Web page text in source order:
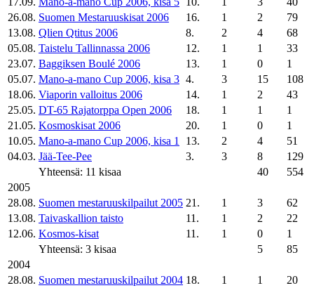
26.08. Suomen Mestaruuskisat 2006 16. 1 2
79
13.08. Qlien Qtitus 2006 8. 2 4
68
05.08. Taistelu Tallinnassa 2006 12. 1 1
33
23.07. Baggiksen Boulé 2006 13. 1 0
1
05.07. Mano-a-mano Cup 2006, kisa 3 4. 3 15
108
18.06. Viaporin valloitus 2006 14. 1 2
43
25.05. DT-65 Rajatorppa Open 2006 18. 1 1
1
21.05. Kosmoskisat 2006 20. 1 0
1
10.05. Mano-a-mano Cup 2006, kisa 1 13. 2 4
51
04.03. Jää-Tee-Pee 3. 3 8
129
Yhteensä: 11 kisaa
40
554
2005
28.08. Suomen mestaruuskilpailut 2005 21. 1 3
62
13.08. Taivaskallion taisto 11. 1 2
22
12.06. Kosmos-kisat 11. 1 0
1
Yhteensä: 3 kisaa
5
85
2004
28.08. Suomen mestaruuskilpailut 2004 18. 1 1
20